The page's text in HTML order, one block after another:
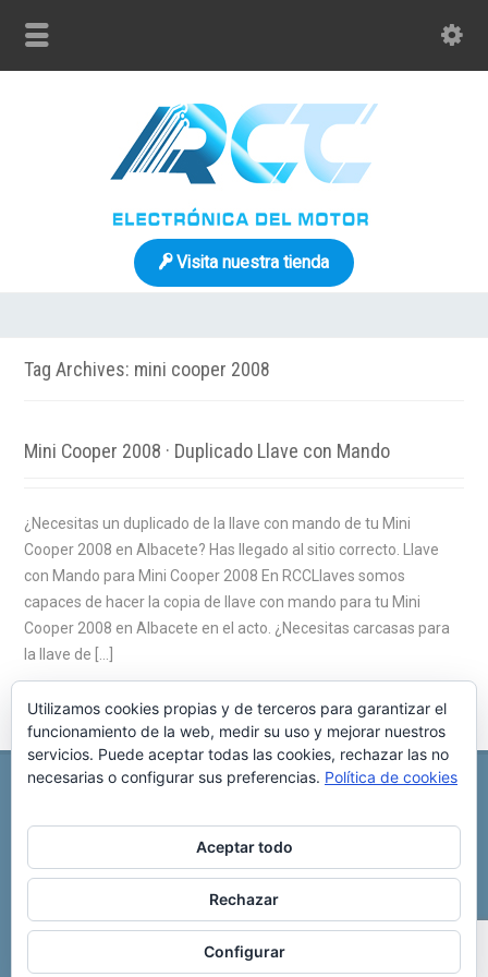
Visita nuestra tienda
Tag Archives: mini cooper 2008
Mini Cooper 2008 · Duplicado Llave con Mando
¿Necesitas un duplicado de la llave con mando de tu Mini
Cooper 2008 en Albacete? Has llegado al sitio correcto. Llave
con Mando para Mini Cooper 2008 En RCCLlaves somos
capaces de hacer la copia de llave con mando para tu Mini
Cooper 2008 en Albacete en el acto. ¿Necesitas carcasas para
la llave de […]
REPARACIÓN CENTRALITA DE COCHE
C/ Virgen del pilar, 6 ,
Copyright © 2025 Reparación Centralita De Coche
Utilizamos cookies propias y de terceros para garantizar el
funcionamiento de la web, medir su uso y mejorar nuestros
servicios. Puede aceptar todas las cookies, rechazar las no
necesarias o configurar sus preferencias. Política de cookies
Aceptar todo
Rechazar
Configurar